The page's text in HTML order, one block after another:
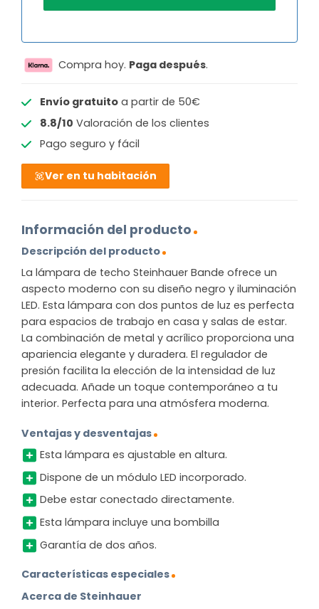
Compra hoy. Paga después.
Envío gratuitoa partir de 50€
8.8/10 Valoración de los clientes
Pago seguro y fácil
Ver en tu habitación
Información del producto
Descripción del producto
La lámpara de techo Steinhauer Bande ofrece un
aspecto moderno con su diseño negro y iluminación
LED. Esta lámpara con dos puntos de luz es perfecta
para espacios de trabajo en casa y salas de estar.
La combinación de metal y acrílico proporciona una
apariencia elegante y duradera. El regulador de
presión facilita la elección de la intensidad de luz
adecuada. Añade un toque contemporáneo a tu
interior. Perfecta para una atmósfera moderna.
Ventajas y desventajas
Esta lámpara es ajustable en altura.
Dispone de un módulo LED incorporado.
Debe estar conectado directamente.
Esta lámpara incluye una bombilla
Garantía de dos años.
Características especiales
Acerca de Steinhauer